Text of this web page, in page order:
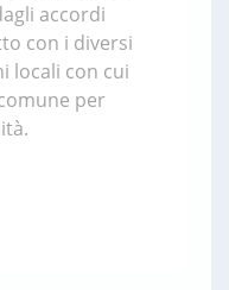
accordi
con i diversi
locali con cui
per